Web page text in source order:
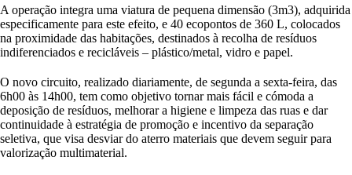
A operação integra uma viatura de pequena dimensão (3m3), adquirida
especificamente para este efeito, e 40 ecopontos de 360 L, colocados
na proximidade das habitações, destinados à recolha de resíduos
indiferenciados e recicláveis – plástico/metal, vidro e papel.
O novo circuito, realizado diariamente, de segunda a sexta-feira, das
6h00 às 14h00, tem como objetivo tornar mais fácil e cómoda a
deposição de resíduos, melhorar a higiene e limpeza das ruas e dar
continuidade à estratégia de promoção e incentivo da separação
seletiva, que visa desviar do aterro materiais que devem seguir para
valorização multimaterial.